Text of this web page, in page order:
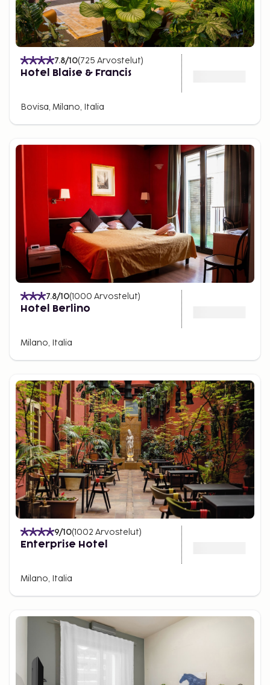
7.8/10(725 Arvostelut)
Hotel Blaise & Francis
Bovisa, Milano, Italia
7.8/10(1000 Arvostelut)
Hotel Berlino
Milano, Italia
9/10(1002 Arvostelut)
Enterprise Hotel
Milano, Italia